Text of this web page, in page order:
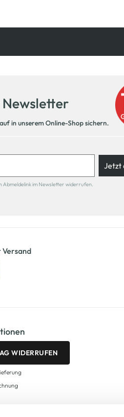
Newsletter
in unserem Online-Shop sichern.
Jetzt
Abmeldelink im Newsletter widerrufen.
Versand
WIDERRUFEN